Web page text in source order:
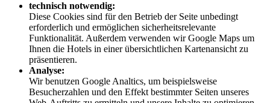
technisch notwendig:
Diese Cookies sind für den Betrieb der Seite unbedingt
erforderlich und ermöglichen sicherheitsrelevante
Funktionalität. Außerdem verwenden wir Google Maps um
Ihnen die Hotels in einer übersichtlichen Kartenansicht zu
präsentieren.
Analyse:
Wir benutzen Google Analtics, um beispielsweise
Besucherzahlen und den Effekt bestimmter Seiten unseres